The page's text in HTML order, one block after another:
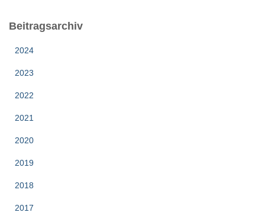
Beitragsarchiv
2024
2023
2022
2021
2020
2019
2018
2017